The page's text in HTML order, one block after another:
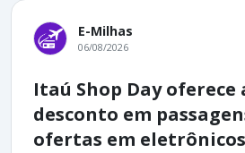
E-Milhas
06/08/2026
Itaú Shop Day oferece
desconto em
ofertas em eletrônicos